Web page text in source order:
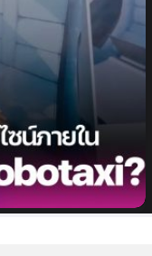
ไซน์ภายในรถ